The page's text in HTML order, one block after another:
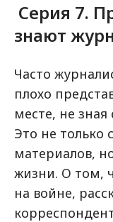
Серия 7.
знают
Часто
плохо
месте, не зная
Это не только
материалов,
жизни. О том,
на войне,